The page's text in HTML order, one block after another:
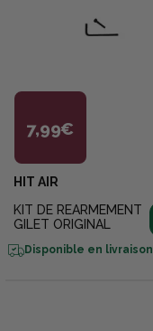
7,99€
HIT AIR
KIT DE REARMEMENT
GILET ORIGINAL
Disponible en livraison